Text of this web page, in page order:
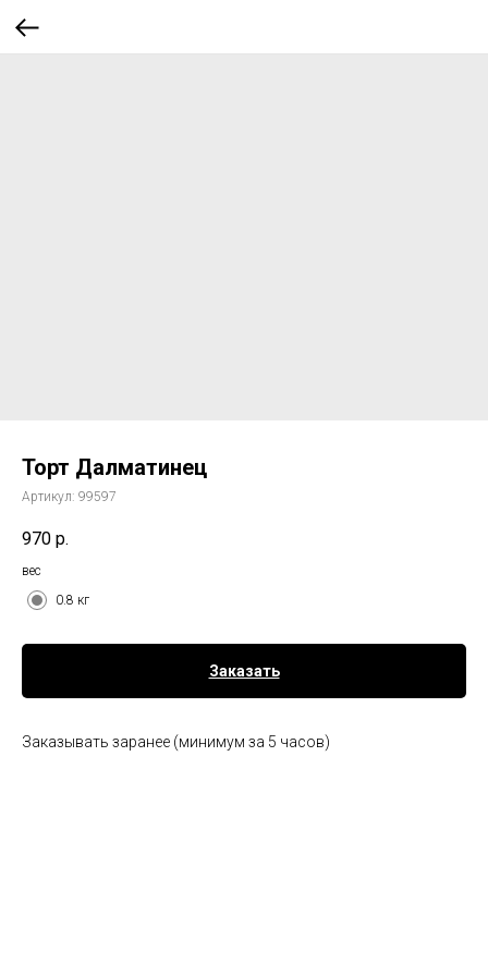
Торт Далматинец
Артикул: 99597
970 р.
вес
0.8 кг
Заказать
Заказывать заранее (минимум за 5 часов)